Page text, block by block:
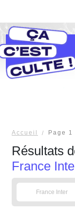
Accueil Page 1
Résultats
France